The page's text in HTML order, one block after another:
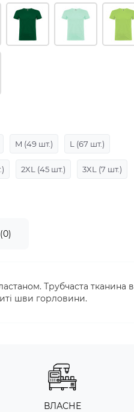
M (49 шт.) L (67 шт.)
2XL (45 шт.) 3XL (7 шт.)
Трубчаста тканина в
шви горловини.
ВЛАСНЕ